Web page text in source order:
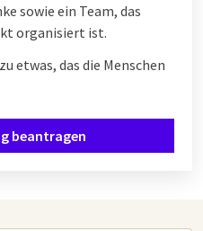
sowie ein Team, das
organisiert ist.
etwas, das die Menschen
beantragen